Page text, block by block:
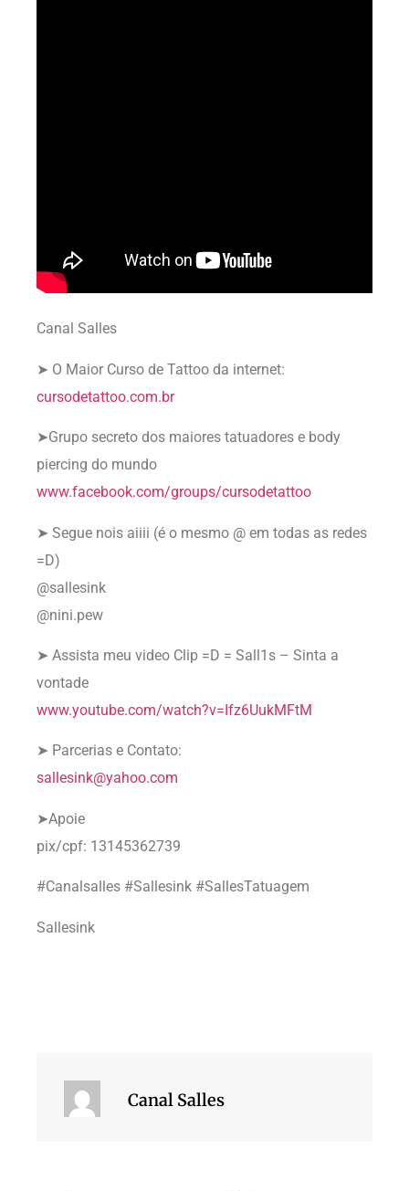
Canal Salles
➤ O Maior Curso de Tattoo da internet:
cursodetattoo.com.br
➤Grupo secreto dos maiores tatuadores e body
piercing do mundo
www.facebook.com/groups/cursodetattoo
➤ Segue nois aiiii (é o mesmo @ em todas as redes
=D)
@sallesink
@nini.pew
➤ Assista meu video Clip =D = Sall1s – Sinta a
vontade
www.youtube.com/watch?v=Ifz6UukMFtM
➤ Parcerias e Contato:
sallesink@yahoo.com
➤Apoie
pix/cpf: 13145362739
#Canalsalles #Sallesink #SallesTatuagem
Sallesink
Canal Salles